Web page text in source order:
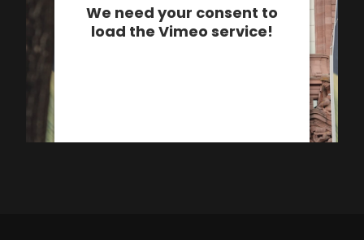
We need your consent to
load the Vimeo service!